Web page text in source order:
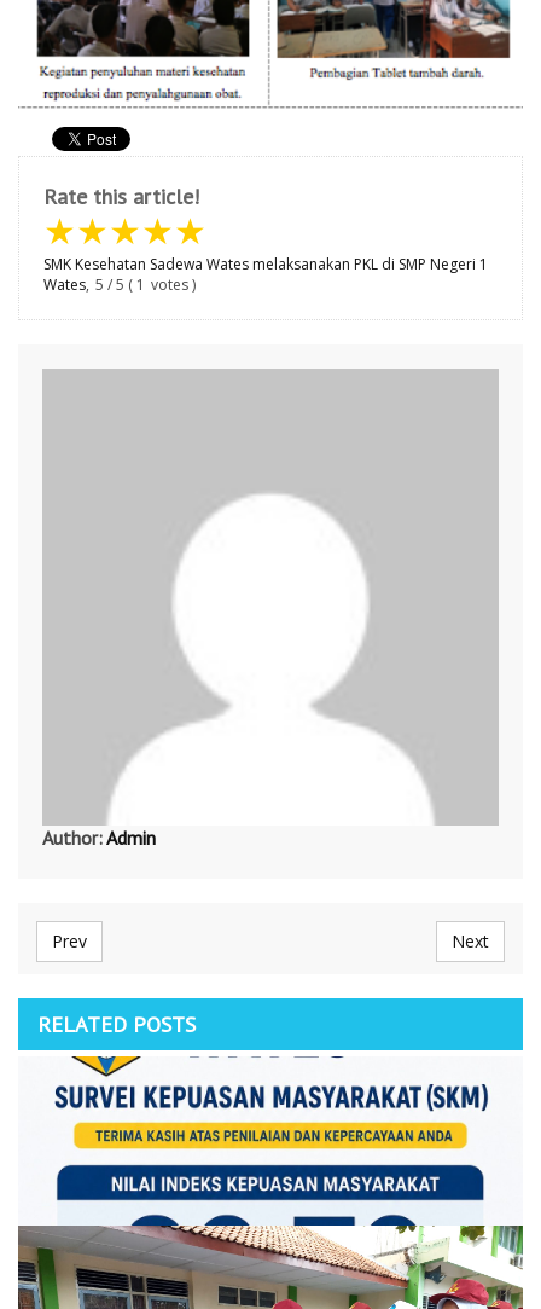
Rate this article!
★★★★★
SMK Kesehatan Sadewa Wates melaksanakan PKL di SMP Negeri 1
Wates, 5 /5 ( 1 votes )
Author:Admin
Prev Next
RELATED POSTS